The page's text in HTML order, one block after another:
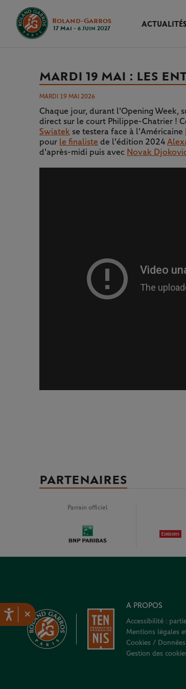
×
Roland-Garros
17 Mai - 6 Juin 2027
MARDI 19 MAI : LES
MARDI 19 MAI 2026
Chaque jour, durant l'Opening Week,
direct sur le court Philippe-Chatrier !
Swiatek se testera face à l'Américaine
pour le finaliste de l'édition 2024
d'après-midi puis avec Novak
PARTENAIRES
Parrain officiel
A PROPOS
Accessibilité :
Mentions légales
Cookies /
Gestion des